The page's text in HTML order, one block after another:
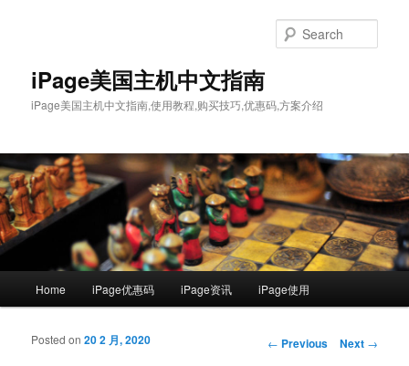
iPage美国主机中文指南
iPage美国主机中文指南,使用教程,购买技巧,优惠码,方案介绍
Skip to primary content
Skip to secondary content
Home iPage优惠码 iPage资讯 iPage使用
Post navigation
← Previous Next →
Posted on20 2 月, 2020